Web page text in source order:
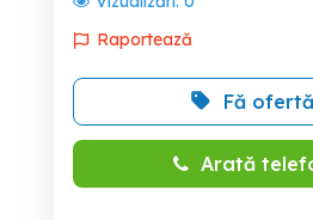
Raportează
Fă ofertă
Arată